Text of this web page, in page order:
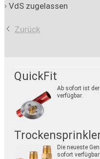
VdS zugelassen
Zurück
QuickFit
Ab sofort ist der
verfügbar.
Die neueste
sofort verfügbar!